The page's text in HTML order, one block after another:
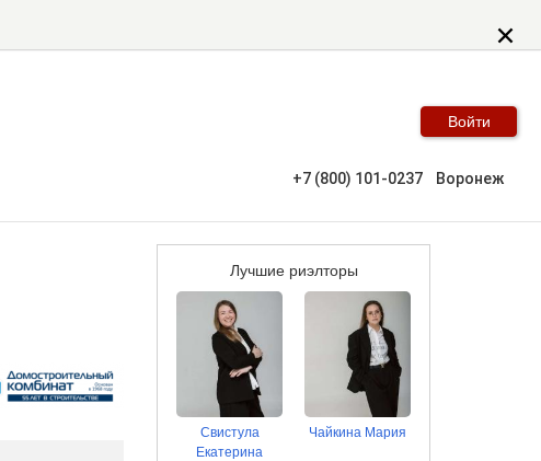
Войти
+7 (800) 101-0237 Воронеж
Лучшие риэлторы
Свистула
Екатерина
Чайкина Мария